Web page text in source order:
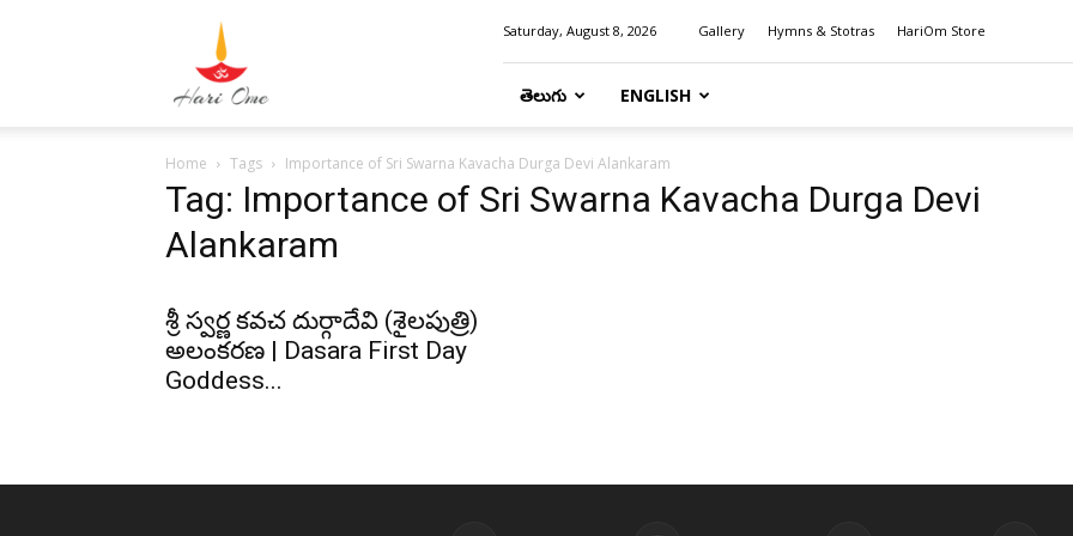
Saturday, August 8, 2026 Gallery Hymns & Stotras HariOm Store
తెలుగు ENGLISH
Home Tags Importance of Sri Swarna Kavacha Durga Devi Alankaram
Tag: Importance of Sri Swarna Kavacha Durga Devi
Alankaram
శ్రీ స్వర్ణ కవచ దుర్గాదేవి (శైలపుత్రి)
అలంకరణ | Dasara First Day
Goddess...